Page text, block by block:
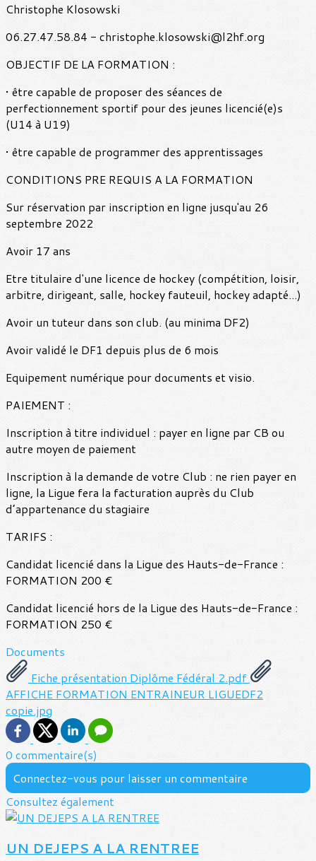
Christophe Klosowski
06.27.47.58.84 - christophe.klosowski@l2hf.org
OBJECTIF DE LA FORMATION :
• être capable de proposer des séances de
perfectionnement sportif pour des jeunes licencié(e)s
(U14 à U19)
• être capable de programmer des apprentissages
CONDITIONS PRE REQUIS A LA FORMATION
Sur réservation par inscription en ligne jusqu'au 26
septembre 2022
Avoir 17 ans
Etre titulaire d'une licence de hockey (compétition, loisir,
arbitre, dirigeant, salle, hockey fauteuil, hockey adapté...)
Avoir un tuteur dans son club. (au minima DF2)
Avoir validé le DF1 depuis plus de 6 mois
Equipement numérique pour documents et visio.
PAIEMENT :
Inscription à titre individuel : payer en ligne par CB ou
autre moyen de paiement
Inscription à la demande de votre Club : ne rien payer en
ligne, la Ligue fera la facturation auprès du Club
d’appartenance du stagiaire
TARIFS :
Candidat licencié dans la Ligue des Hauts-de-France :
FORMATION 200 €
Candidat licencié hors de la Ligue des Hauts-de-France :
FORMATION 250 €
Documents
Fiche présentation Diplôme Fédéral 2.pdf
AFFICHE FORMATION ENTRAINEUR LIGUEDF2
copie.jpg
0 commentaire(s)
Connectez-vous pour laisser un commentaire
Consultez également
UN DEJEPS A LA RENTREE